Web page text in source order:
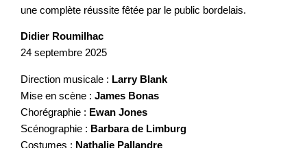
une complète réussite fêtée par le public bordelais.
Didier Roumilhac
24 septembre 2025
Direction musicale : Larry Blank
Mise en scène : James Bonas
Chorégraphie : Ewan Jones
Scénographie : Barbara de Limburg
Costumes : Nathalie Pallandre